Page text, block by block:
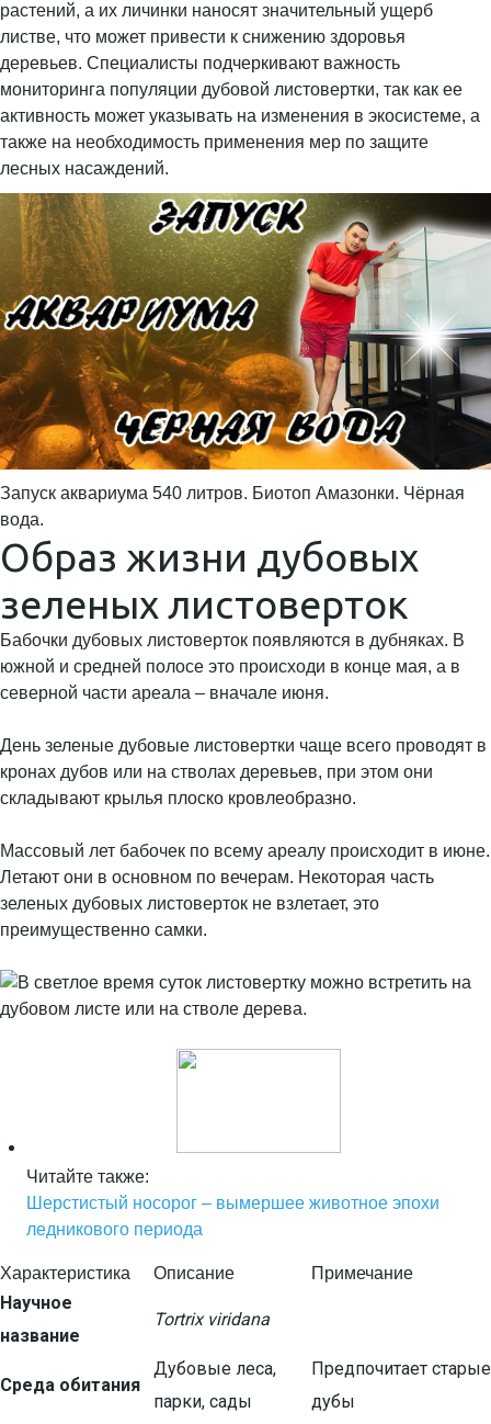
растений, а их личинки наносят значительный ущерб
листве, что может привести к снижению здоровья
деревьев. Специалисты подчеркивают важность
мониторинга популяции дубовой листовертки, так как ее
активность может указывать на изменения в экосистеме, а
также на необходимость применения мер по защите
лесных насаждений.
Запуск аквариума 540 литров. Биотоп Амазонки. Чёрная
вода.
Образ жизни дубовых
зеленых листоверток
Бабочки дубовых листоверток появляются в дубняках. В
южной и средней полосе это происходи в конце мая, а в
северной части ареала – вначале июня.
День зеленые дубовые листовертки чаще всего проводят в
кронах дубов или на стволах деревьев, при этом они
складывают крылья плоско кровлеобразно.
Массовый лет бабочек по всему ареалу происходит в июне.
Летают они в основном по вечерам. Некоторая часть
зеленых дубовых листоверток не взлетает, это
преимущественно самки.
Читайте также:
Шерстистый носорог – вымершее животное эпохи
ледникового периода
Характеристика Описание Примечание
Научное
название
Tortrix viridana
Среда обитания
Дубовые леса,
парки, сады
Предпочитает старые
дубы